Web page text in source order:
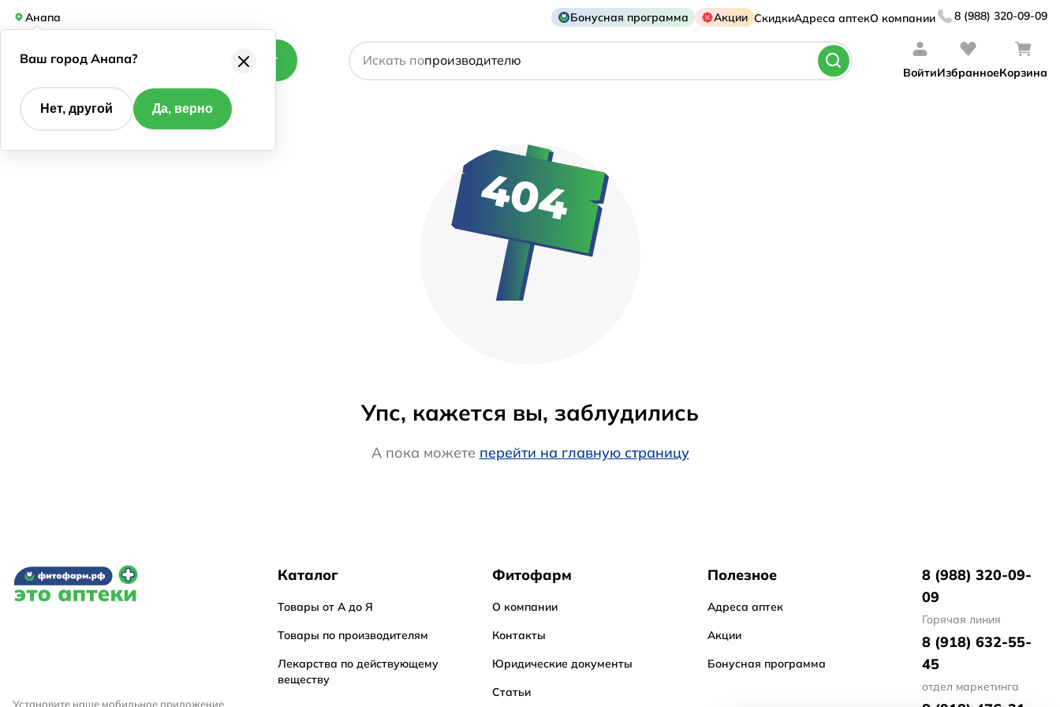
Анапа Бонусная программа Акции СкидкиАдреса аптекО компании 8 (988) 320-09-09
Каталог Искать по
действующему веществу
производителю
ВойтиИзбранноеКорзина
Упс, кажется вы, заблудились
А пока можете перейти на главную страницу
Установите наше мобильное приложение
Каталог
Товары от А до Я
Товары по производителям
Лекарства по действующему
веществу
Фитофарм
О компании
Контакты
Юридические документы
Статьи
Полезное
Адреса аптек
Акции
Бонусная программа
8 (988) 320-09-
09
Горячая линия
8 (918) 632-55-
45
отдел маркетинга
Ваш город Анапа?
Нет, другой Да, верно